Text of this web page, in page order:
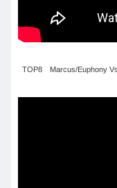
TOP8 Marcus/Euphony